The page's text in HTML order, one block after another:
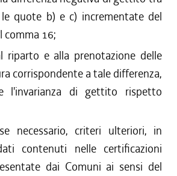
quote b) e c) incrementate del
comma 16;
riparto e alla prenotazione delle
corrispondente a tale differenza,
l'invarianza di gettito rispetto
necessario, criteri ulteriori, in
contenuti nelle certificazioni
dai Comuni ai sensi del